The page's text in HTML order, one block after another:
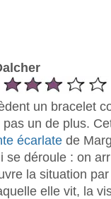
un bracelet
un de plus.
écarlate de
se déroule : on
la situation
elle vit, la